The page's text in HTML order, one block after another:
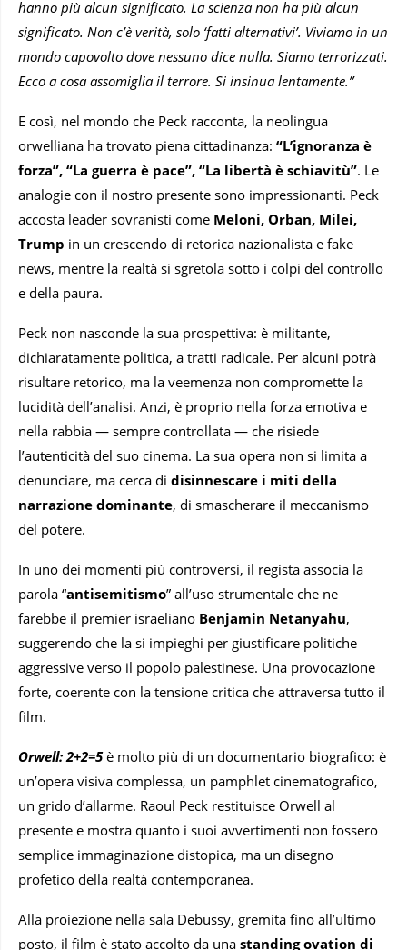
hanno più alcun significato. La scienza non ha più alcun
significato. Non c’è verità, solo ‘fatti alternativi’. Viviamo in un
mondo capovolto dove nessuno dice nulla. Siamo terrorizzati.
Ecco a cosa assomiglia il terrore. Si insinua lentamente.”
E così, nel mondo che Peck racconta, la neolingua
orwelliana ha trovato piena cittadinanza: “L’ignoranza è
forza”, “La guerra è pace”, “La libertà è schiavitù”. Le
analogie con il nostro presente sono impressionanti. Peck
accosta leader sovranisti come Meloni, Orban, Milei,
Trump in un crescendo di retorica nazionalista e fake
news, mentre la realtà si sgretola sotto i colpi del controllo
e della paura.
Peck non nasconde la sua prospettiva: è militante,
dichiaratamente politica, a tratti radicale. Per alcuni potrà
risultare retorico, ma la veemenza non compromette la
lucidità dell’analisi. Anzi, è proprio nella forza emotiva e
nella rabbia — sempre controllata — che risiede
l’autenticità del suo cinema. La sua opera non si limita a
denunciare, ma cerca di disinnescare i miti della
narrazione dominante, di smascherare il meccanismo
del potere.
In uno dei momenti più controversi, il regista associa la
parola “antisemitismo” all’uso strumentale che ne
farebbe il premier israeliano Benjamin Netanyahu,
suggerendo che la si impieghi per giustificare politiche
aggressive verso il popolo palestinese. Una provocazione
forte, coerente con la tensione critica che attraversa tutto il
film.
Orwell: 2+2=5è molto più di un documentario biografico: è
un’opera visiva complessa, un pamphlet cinematografico,
un grido d’allarme. Raoul Peck restituisce Orwell al
presente e mostra quanto i suoi avvertimenti non fossero
semplice immaginazione distopica, ma un disegno
profetico della realtà contemporanea.
Alla proiezione nella sala Debussy, gremita fino all’ultimo
posto, il film è stato accolto da una standing ovation di